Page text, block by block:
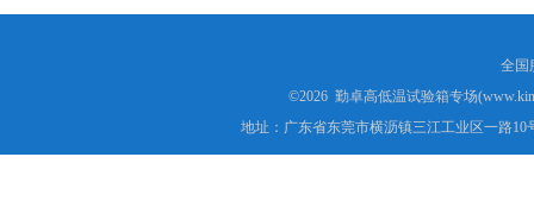
全国
©2026 勤卓高低温试验箱专场
地址：广东省东莞市横沥镇三江工业区一路10